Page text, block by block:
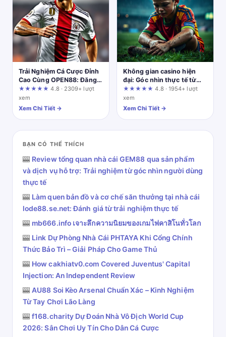
Trải Nghiệm Cá Cược Đỉnh
Cao Cùng OPEN88: Đăng
Ký Ngay Hôm Nay!
★★★★★4.8 · 2309+ lượt
xem
Xem Chi Tiết →
Không gian casino hiện
đại: Góc nhìn thực tế từ
một người chơi lâu năm tại
lu88x.com
★★★★★4.8 · 1954+ lượt
xem
Xem Chi Tiết →
BẠN CÓ THỂ THÍCH
🎰 Review tổng quan nhà cái GEM88 qua sản phẩm
và dịch vụ hỗ trợ: Trải nghiệm từ góc nhìn người dùng
thực tế
🎰 Làm quen bản đồ và cơ chế săn thưởng tại nhà cái
lode88.se.net: Đánh giá từ trải nghiệm thực tế
🎰 mb666.info เจาะลึกความนิยมของเกมไพ่คาสิโนทั่วโลก
🎰 Link Dự Phòng Nhà Cái PHTAYA Khi Cổng Chính
Thức Bảo Trì – Giải Pháp Cho Game Thủ
🎰 How cakhiatv0.com Covered Juventus' Capital
Injection: An Independent Review
🎰AU88 Soi Kèo Arsenal Chuẩn Xác – Kinh Nghiệm
Từ Tay Chơi Lão Làng
🎰f168.charity Dự Đoán Nhà Vô Địch World Cup
2026: Sân Chơi Uy Tín Cho Dân Cá Cược